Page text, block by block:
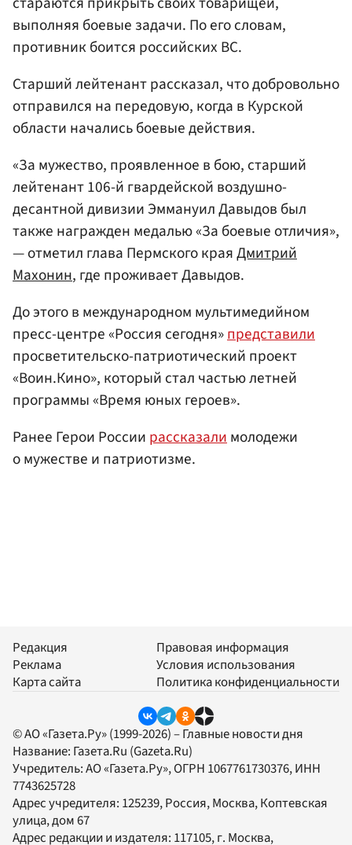
выполняя боевые задачи. По его словам,
противник боится российских ВС.
Старший лейтенант рассказал, что добровольно
отправился на передовую, когда в Курской
области начались боевые действия.
«За мужество, проявленное в бою, старший
лейтенант 106-й гвардейской воздушно-
десантной дивизии Эммануил Давыдов был
также награжден медалью «За боевые отличия»,
— отметил глава Пермского краяДмитрий
Махонин, где проживает Давыдов.
До этого в международном мультимедийном
пресс-центре «Россия сегодня»представили
просветительско-патриотический проект
«Воин.Кино», который стал частью летней
программы «Время юных героев».
Ранее Герои России рассказалимолодежи
о мужестве и патриотизме.
Редакция
Реклама
Карта сайта
Правовая информация
Условия использования
Политика конфиденциальности
© АО «Газета.Ру» (1999-2026) – Главные новости дня
Название: Газета.Ru (Gazeta.Ru)
Учредитель:АО «Газета.Ру», ОГРН 1067761730376, ИНН
7743625728
Адрес учредителя: 125239, Россия, Москва, Коптевская
улица, дом 67
Адрес редакции и издателя: 117105, г. Москва,